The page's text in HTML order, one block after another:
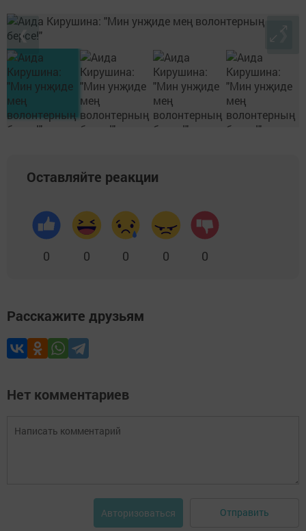
❮ ❯
Оставляйте реакции
0 0 0 0 0
Расскажите друзьям
Нет комментариев
Авторизоваться Отправить